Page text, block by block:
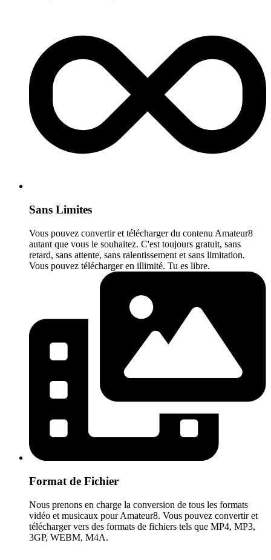
Sans Limites
Vous pouvez convertir et télécharger du contenu Amateur8
autant que vous le souhaitez. C'est toujours gratuit, sans
retard, sans attente, sans ralentissement et sans limitation.
Vous pouvez télécharger en illimité. Tu es libre.
Format de Fichier
Nous prenons en charge la conversion de tous les formats
vidéo et musicaux pour Amateur8. Vous pouvez convertir et
télécharger vers des formats de fichiers tels que MP4, MP3,
3GP, WEBM, M4A.